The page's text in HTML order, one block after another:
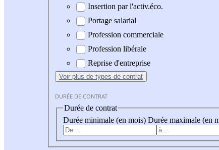
Insertion par l'activ.éco.
Portage salarial
Profession commerciale
Profession libérale
Reprise d'entreprise
Voir plus de types de contrat
DURÉE DE CONTRAT
Durée de contrat
Durée minimale (en mois) Durée maximale (en